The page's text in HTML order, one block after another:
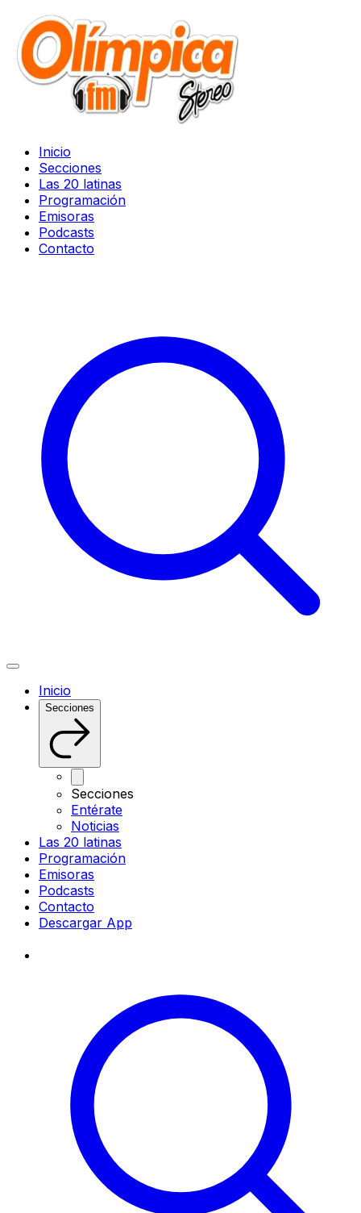
Inicio
Secciones
Las 20 latinas
Programación
Emisoras
Podcasts
Contacto
Inicio
Secciones
Secciones
Entérate
Noticias
Las 20 latinas
Programación
Emisoras
Podcasts
Contacto
Descargar App